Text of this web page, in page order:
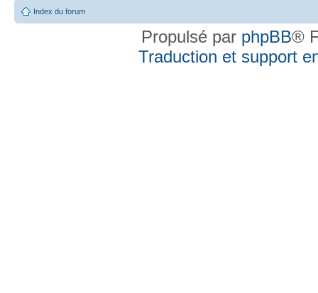
Index du forum
Propulsé par phpBB®
Traduction et support